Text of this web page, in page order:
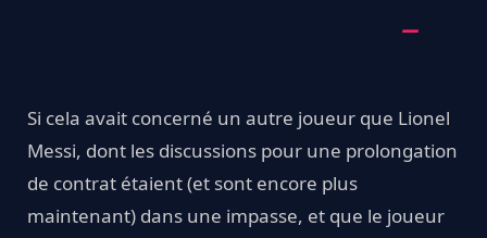
Si cela avait concerné un autre joueur que Lionel
Messi, dont les discussions pour une prolongation
de contrat étaient (et sont encore plus
maintenant) dans une impasse, et que le joueur